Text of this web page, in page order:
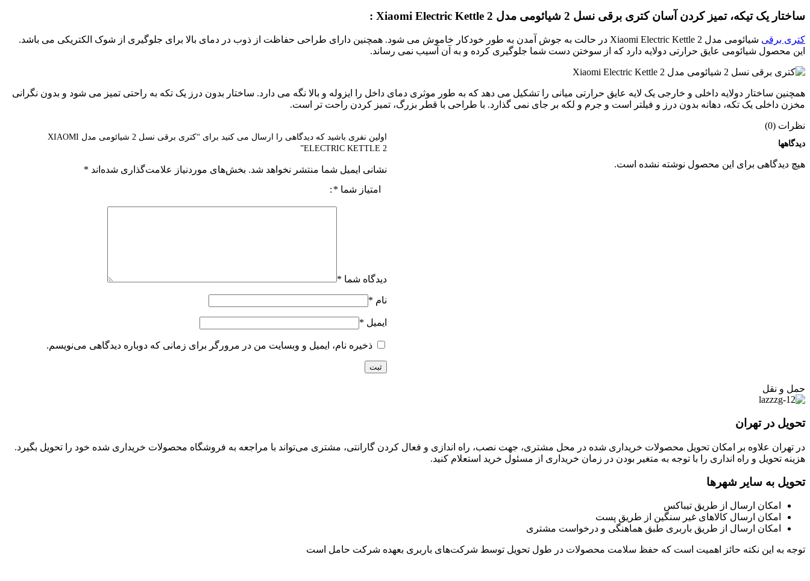
ساختار یک تیکه، تمیز کردن آسان کتری برقی نسل 2 شیائومی مدل Xiaomi Electric Kettle 2 :
کتری برقی
شیائومی مدل Xiaomi Electric Kettle 2 در حالت به جوش آمدن به طور خودکار خاموش می شود. همچنین دارای طراحی حفاظت از ذوب در دمای بالا برای جلوگیری از شوک الکتریکی می باشد.
این محصول شیائومی عایق حرارتی دولایه دارد که از سوختن دست شما جلوگیری کرده و به آن آسیب نمی رساند.
همچنین ساختار دولایه داخلی و خارجی یک لایه عایق حرارتی میانی را تشکیل می دهد که به طور موثری دمای داخل را ایزوله و بالا نگه می دارد. ساختار بدون درز یک تکه به راحتی تمیز می شود و بدون نگرانی
مخزن داخلی یک تکه، دهانه بدون درز و فیلتر است و جرم و لکه بر جای نمی گذارد. با طراحی با قطر بزرگ، تمیز کردن راحت تر است.
نظرات (0)
دیدگاهها
هیچ دیدگاهی برای این محصول نوشته نشده است.
اولین نفری باشید که دیدگاهی را ارسال می کنید برای “کتری برقی نسل 2 شیائومی مدل XIAOMI
ELECTRIC KETTLE 2”
نشانی ایمیل شما منتشر نخواهد شد. بخش‌های موردنیاز علامت‌گذاری شده‌اند *
امتیاز شما *
دیدگاه شما *
نام *
ایمیل *
ذخیره نام، ایمیل و وبسایت من در مرورگر برای زمانی که دوباره دیدگاهی می‌نویسم.
حمل و نقل
تحویل در تهران
در تهران علاوه بر امکان تحویل محصولات خریداری شده در محل مشتری، جهت نصب، راه اندازی و فعال کردن گارانتی، مشتری می‌تواند با مراجعه به فروشگاه محصولات خریداری شده خود را تحویل بگیرد.
هزینه تحویل و راه انداری را با توجه به متغیر بودن در زمان خریداری از مسئول خرید استعلام کنید.
تحویل به سایر شهرها
امکان ارسال از طریق تیباکس
امکان ارسال کالاهای غیر سنگین از طریق پست
امکان ارسال از طریق باربری طبق هماهنگی و درخواست مشتری
توجه به این نکته حائز اهمیت است که حفظ سلامت محصولات در طول تحویل توسط شرکت‌های باربری بعهده شرکت حامل است